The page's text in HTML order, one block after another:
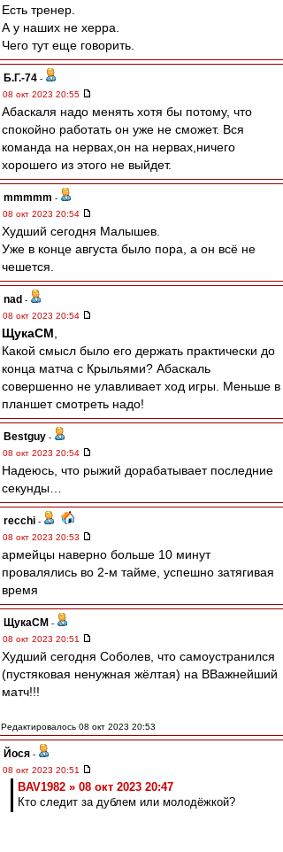
Есть тренер.
А у наших не херра.
Чего тут еще говорить.
Б.Г.-74 -
08 окт 2023 20:55
Абаскаля надо менять хотя бы потому, что
спокойно работать он уже не сможет. Вся
команда на нервах,он на нервах,ничего
хорошего из этого не выйдет.
mmmmm -
08 окт 2023 20:54
Худший сегодня Малышев.
Уже в конце августа было пора, а он всё не
чешется.
nad -
08 окт 2023 20:54
ЩукаСМ
Какой смысл было его держать практически до
конца матча с Крыльями? Абаскаль
совершенно не улавливает ход игры. Меньше в
планшет смотреть надо!
Bestguy -
08 окт 2023 20:54
Надеюсь, что рыжий дорабатывает последние
секунды…
recchi -
08 окт 2023 20:53
армейцы наверно больше 10 минут
провалялись во 2-м тайме, успешно затягивая
время
ЩукаСМ -
08 окт 2023 20:51
Худший сегодня Соболев, что самоустранился
(пустяковая ненужная жёлтая) на ВВажнейший
матч!!!
Редактировалось 08 окт 2023 20:53
Йося -
08 окт 2023 20:51
BAV1982 » 08 окт 2023 20:47
Кто следит за дублем или молодёжкой?